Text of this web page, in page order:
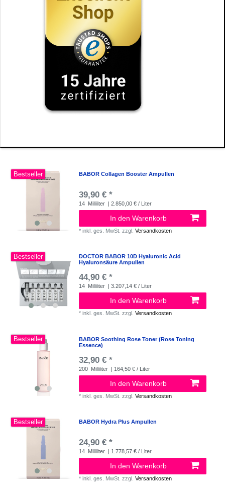
Bestseller BABOR Collagen Booster Ampullen
39,90 € *
14 Milliliter | 2.850,00 € / Liter
In den Warenkorb
*inkl. ges. MwSt. zzgl.Versandkosten
Bestseller
DOCTOR BABOR 10D Hyaluronic Acid
Hyaluronsäure Ampullen
44,90 € *
14 Milliliter | 3.207,14 € / Liter
In den Warenkorb
*inkl. ges. MwSt. zzgl.Versandkosten
Bestseller
BABOR Soothing Rose Toner (Rose Toning
Essence)
32,90 € *
200 Milliliter | 164,50 € / Liter
In den Warenkorb
*inkl. ges. MwSt. zzgl.Versandkosten
Bestseller BABOR Hydra Plus Ampullen
24,90 € *
14 Milliliter | 1.778,57 € / Liter
In den Warenkorb
*inkl. ges. MwSt. zzgl.Versandkosten